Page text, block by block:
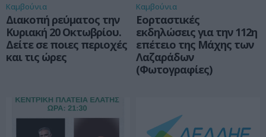
Καμβούνια
Διακοπή ρεύματος την
Κυριακή 20 Οκτωβρίου.
Δείτε σε ποιες περιοχές
και τις ώρες
Καμβούνια
Εορταστικές
εκδηλώσεις για την 112η
επέτειο της Μάχης των
Λαζαράδων
(Φωτογραφίες)